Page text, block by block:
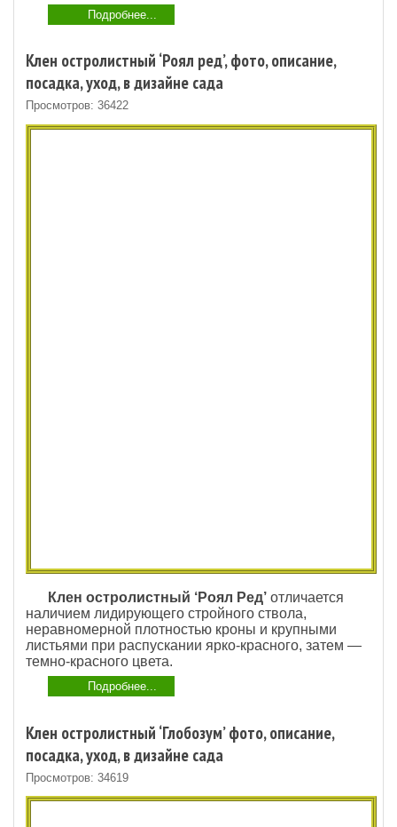
Подробнее...
Клен остролистный ‘Роял ред’, фото, описание,
посадка, уход, в дизайне сада
Просмотров: 36422
Клен остролистный ‘Роял Ред’отличается
наличием лидирующего стройного ствола,
неравномерной плотностью кроны и крупными
листьями при распускании ярко-красного, затем —
темно-красного цвета.
Подробнее...
Клен остролистный ‘Глобозум’ фото, описание,
посадка, уход, в дизайне сада
Просмотров: 34619